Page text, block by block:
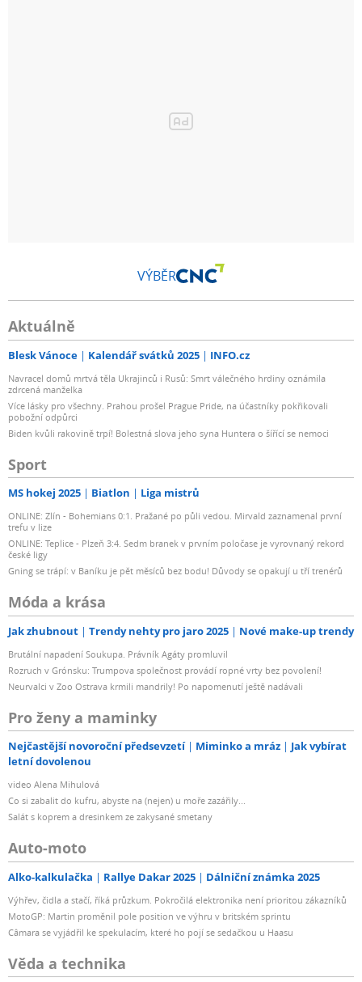
VÝBĚR
Aktuálně
Blesk Vánoce Kalendář svátků 2025 INFO.cz
Navracel domů mrtvá těla Ukrajinců i Rusů: Smrt válečného hrdiny oznámila
zdrcená manželka
Více lásky pro všechny. Prahou prošel Prague Pride, na účastníky pokřikovali
pobožní odpůrci
Biden kvůli rakovině trpí! Bolestná slova jeho syna Huntera o šířící se nemoci
Sport
MS hokej 2025 Biatlon Liga mistrů
ONLINE: Zlín - Bohemians 0:1. Pražané po půli vedou. Mirvald zaznamenal první
trefu v lize
ONLINE: Teplice - Plzeň 3:4. Sedm branek v prvním poločase je vyrovnaný rekord
české ligy
Gning se trápí: v Baníku je pět měsíců bez bodu! Důvody se opakují u tří trenérů
Móda a krása
Jak zhubnout Trendy nehty pro jaro 2025 Nové make-up trendy
Brutální napadení Soukupa. Právník Agáty promluvil
Rozruch v Grónsku: Trumpova společnost provádí ropné vrty bez povolení!
Neurvalci v Zoo Ostrava krmili mandrily! Po napomenutí ještě nadávali
Pro ženy a maminky
Nejčastější novoroční předsevzetí Miminko a mráz
Jak vybírat
letní dovolenou
video Alena Mihulová
Co si zabalit do kufru, abyste na (nejen) u moře zazářily...
Salát s koprem a dresinkem ze zakysané smetany
Auto-moto
Alko-kalkulačka Rallye Dakar 2025 Dálniční známka 2025
Výhřev, čidla a stačí, říká průzkum. Pokročilá elektronika není prioritou zákazníků
MotoGP: Martin proměnil pole position ve výhru v britském sprintu
Câmara se vyjádřil ke spekulacím, které ho pojí se sedačkou u Haasu
Věda a technika